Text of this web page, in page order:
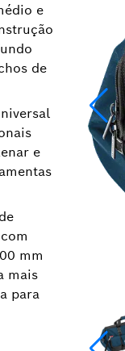
e
de
e
mm
mais
para